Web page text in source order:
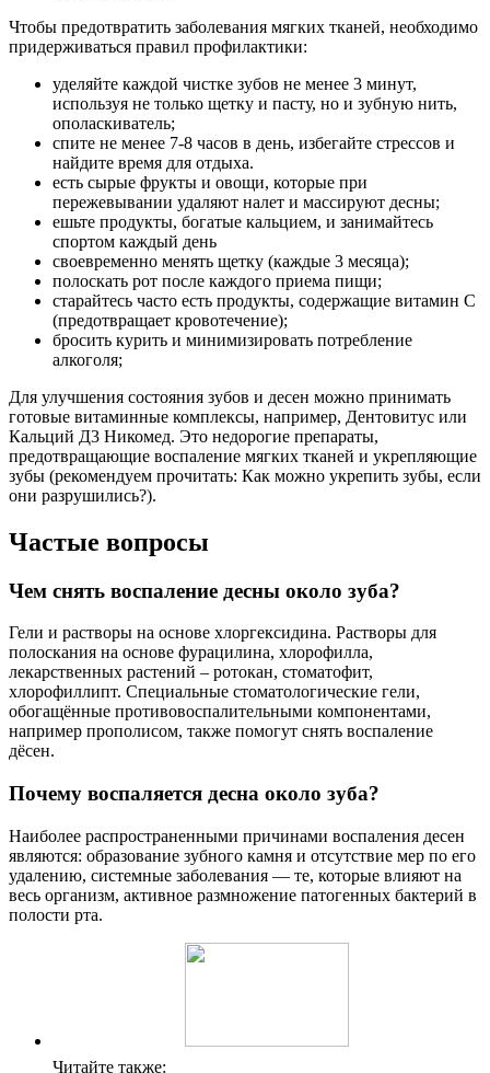
Чтобы предотвратить заболевания мягких тканей, необходимо
придерживаться правил профилактики:
уделяйте каждой чистке зубов не менее 3 минут,
используя не только щетку и пасту, но и зубную нить,
ополаскиватель;
спите не менее 7-8 часов в день, избегайте стрессов и
найдите время для отдыха.
есть сырые фрукты и овощи, которые при
пережевывании удаляют налет и массируют десны;
ешьте продукты, богатые кальцием, и занимайтесь
спортом каждый день
своевременно менять щетку (каждые 3 месяца);
полоскать рот после каждого приема пищи;
старайтесь часто есть продукты, содержащие витамин С
(предотвращает кровотечение);
бросить курить и минимизировать потребление
алкоголя;
Для улучшения состояния зубов и десен можно принимать
готовые витаминные комплексы, например, Дентовитус или
Кальций Д3 Никомед. Это недорогие препараты,
предотвращающие воспаление мягких тканей и укрепляющие
зубы (рекомендуем прочитать: Как можно укрепить зубы, если
они разрушились?).
Частые вопросы
Чем снять воспаление десны около зуба?
Гели и растворы на основе хлоргексидина. Растворы для
полоскания на основе фурацилина, хлорофилла,
лекарственных растений – ротокан, стоматофит,
хлорофиллипт. Специальные стоматологические гели,
обогащённые противовоспалительными компонентами,
например прополисом, также помогут снять воспаление
дёсен.
Почему воспаляется десна около зуба?
Наиболее распространенными причинами воспаления десен
являются: образование зубного камня и отсутствие мер по его
удалению, системные заболевания — те, которые влияют на
весь организм, активное размножение патогенных бактерий в
полости рта.
Читайте также: